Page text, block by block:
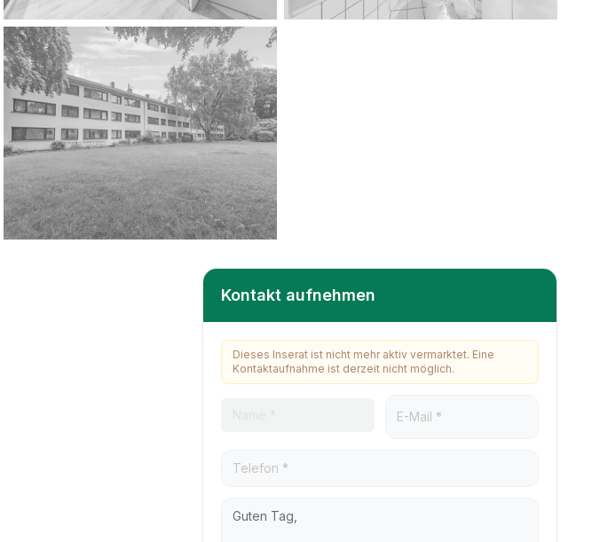
Kontakt aufnehmen
Dieses Inserat ist nicht mehr aktiv vermarktet. Eine
Kontaktaufnahme ist derzeit nicht möglich.